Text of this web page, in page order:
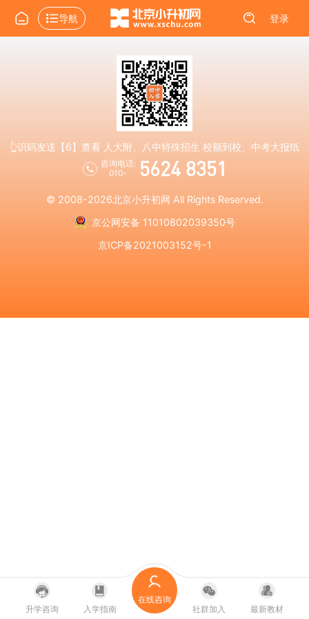
导航 登录
👆识码发送【6】查看 人大附、八中特殊招生 校额到校、中考大报纸
咨询电话:
010-
5624 8351
© 2008-2026北京小升初网 All Rights Reserved.
京公网安备 11010802039350号
京ICP备2021003152号-1
升学咨询 入学指南
在线咨询
社群加入
最新教材